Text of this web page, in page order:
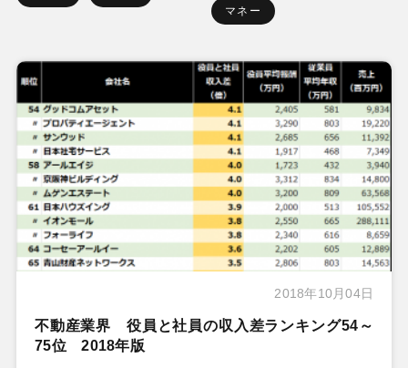
マネー
2018年10月04日
不動産業界 役員と社員の収入差ランキング54～
75位 2018年版